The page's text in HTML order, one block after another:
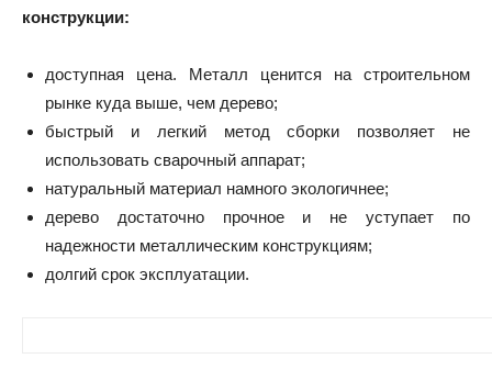
конструкции:
доступная цена. Металл ценится на строительном
рынке куда выше, чем дерево;
быстрый и легкий метод сборки позволяет не
использовать сварочный аппарат;
натуральный материал намного экологичнее;
дерево достаточно прочное и не уступает по
надежности металлическим конструкциям;
долгий срок эксплуатации.